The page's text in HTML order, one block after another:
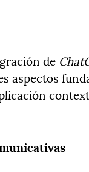
de
aspectos